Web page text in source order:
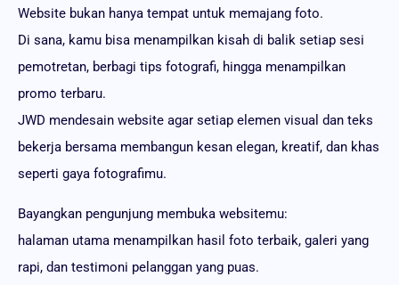
Website bukan hanya tempat untuk memajang foto.
Di sana, kamu bisa menampilkan kisah di balik setiap sesi
pemotretan, berbagi tips fotografi, hingga menampilkan
promo terbaru.
JWD mendesain website agar setiap elemen visual dan teks
bekerja bersama membangun kesan elegan, kreatif, dan khas
seperti gaya fotografimu.
Bayangkan pengunjung membuka websitemu:
halaman utama menampilkan hasil foto terbaik, galeri yang
rapi, dan testimoni pelanggan yang puas.